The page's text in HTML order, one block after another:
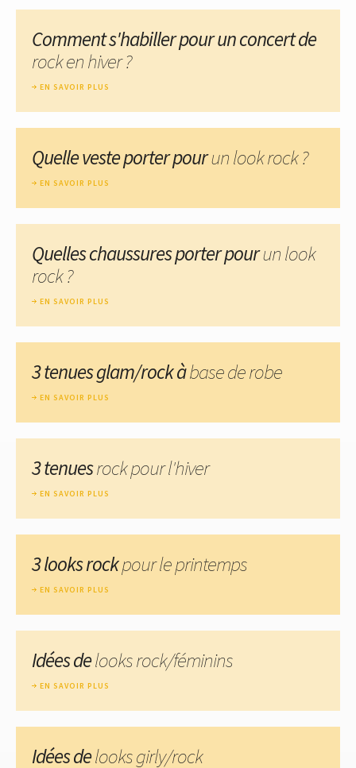
Comment s'habiller pour un concert de
rock en hiver ?
EN SAVOIR PLUS
Quelle veste porter pourun look rock ?
EN SAVOIR PLUS
Quelles chaussures porter pourun look
rock ?
EN SAVOIR PLUS
3 tenues glam/rock àbase de robe
EN SAVOIR PLUS
3 tenuesrock pour l'hiver
EN SAVOIR PLUS
3 looks rockpour le printemps
EN SAVOIR PLUS
Idées delooks rock/féminins
EN SAVOIR PLUS
Idées delooks girly/rock